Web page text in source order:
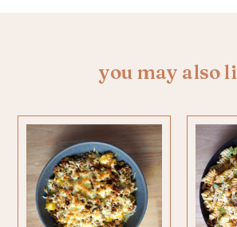
you may also